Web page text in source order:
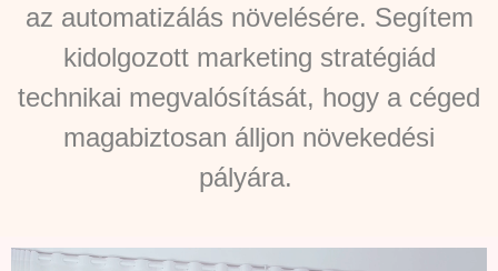
az automatizálás növelésére. Segítem
kidolgozott marketing stratégiád
technikai megvalósítását, hogy a céged
magabiztosan álljon növekedési
pályára.